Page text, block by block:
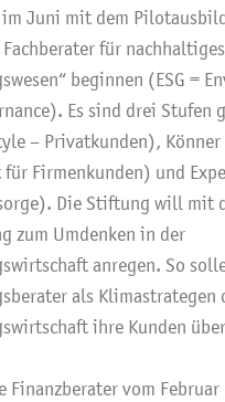
im Juni mit dem
Fachberater für nachhaltiges
beginnen (ESG =
Es sind drei Stufen
– Privatkunden), Könner
für Firmenkunden) und
Die Stiftung will mit
zum Umdenken in der
anregen. So
als Klimastrategen
ihre Kunden
Finanzberater vom